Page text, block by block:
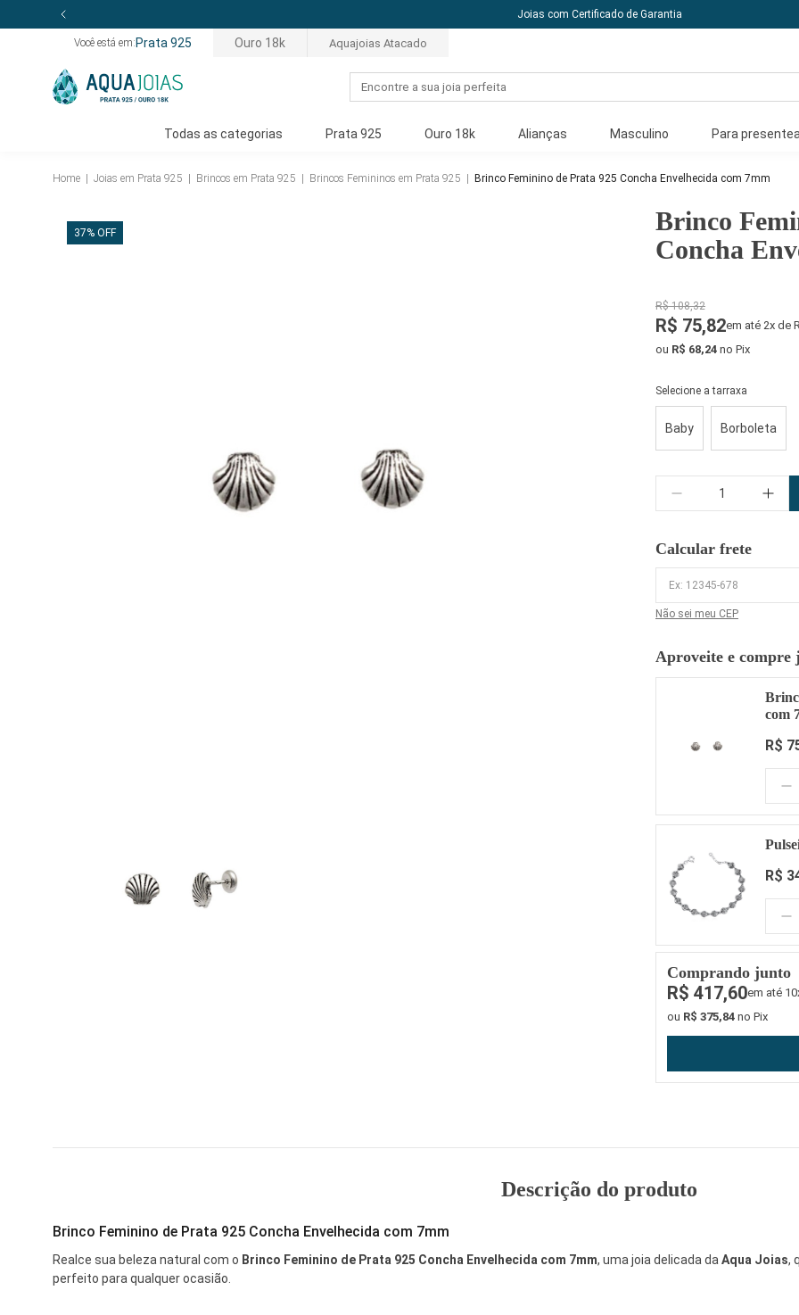
10% off com o cupom: PRIMEIRACOMPRA
Você está em: Prata 925 Ouro 18k Aquajoias Atacado
Todas as categorias Prata 925 Ouro 18k Alianças Masculino Para
Home | Joias em Prata 925 | Brincos em Prata 925 | Brincos Femininos em Prata 925 | Brinco Feminino de Prata 925 Concha Envelhecida com 7mm
37% OFF
Brinco
Concha
R$ 108,32
R$ 75,82em até 2x de
ou R$ 68,24 no Pix
Selecione a tarraxa
Baby Borboleta
Quantidade
Calcular frete
Não sei meu CEP
Aproveite e compre
com
R$
Quantidade:
R$
Quantidade:
Comprando junto
R$ 417,60em até
ou R$ 375,84 no Pix
Descrição do produto
Brinco Feminino de Prata 925 Concha Envelhecida com 7mm
Realce sua beleza natural com o Brinco Feminino de Prata 925 Concha Envelhecida com 7mm, uma joia delicada da Aqua Joias,
perfeito para qualquer ocasião.